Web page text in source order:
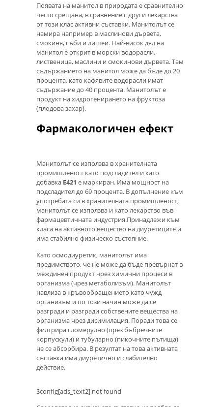
Появата на манитол в природата е сравнително
често срещана, в сравнение с други лекарства
от този клас активни съставки. Манитолът се
намира например в маслинови дървета,
смокиня, гъби и лишеи. Най-висок дял на
манитол е открит в морски водорасли,
лиственица, маслини и смокинови дървета. Там
съдържанието на манитол може да бъде до 20
процента, като кафявите водорасли имат
съдържание до 40 процента. Манитолът е
продукт на хидрогенирането на фруктоза
(плодова захар).
Фармакологичен ефект
Манитолът се използва в хранителната
промишленост като подсладител и като
добавка E421 е маркиран. Има мощност на
подсладител до 69 процента. В допълнение към
употребата си в хранителната промишленост,
манитолът се използва и като лекарство във
фармацевтичната индустрия.Принадлежи към
класа на активното вещество на диуретиците и
има стабилно физическо състояние.
Като осмодиуретик, манитолът има
предимството, че не може да бъде превърнат в
междинен продукт чрез химични процеси в
организма (чрез метаболизъм). Манитолът
навлиза в кръвообращението като чужд
организъм и по този начин може да се
разгради и разгради собствените вещества на
организма чрез дисимилация. Поради това се
филтрира гломерулно (през бъбречните
корпускули) и тубуларно (пикочните пътища)
не се абсорбира. В резултат на това активната
съставка има диуретично и слабително
действие.
$config[ads_text2] not found